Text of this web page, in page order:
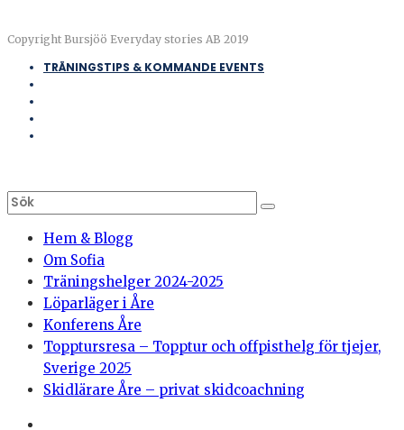
Copyright Bursjöö Everyday stories AB 2019
TRÄNINGSTIPS & KOMMANDE EVENTS
Hem & Blogg
Om Sofia
Träningshelger 2024-2025
Löparläger i Åre
Konferens Åre
Topptursresa – Topptur och offpisthelg för tjejer,
Sverige 2025
Skidlärare Åre – privat skidcoachning